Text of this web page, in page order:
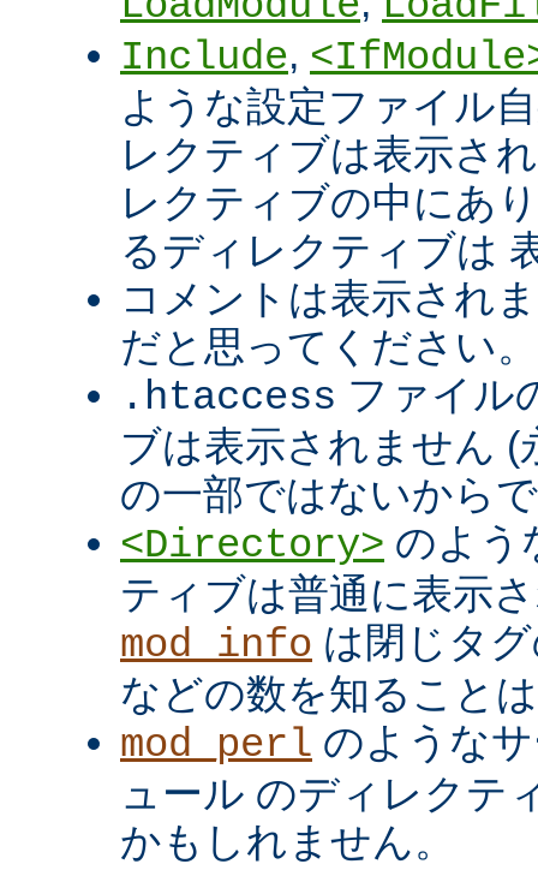
Include,
ような設定ファイル
レクティブは表示さ
レクティブの中にあ
るディレクティブは
コメントは表示され
だと思ってください
.htaccess ファイル
ブは表示されません (
の一部ではないから
<Directory> のよう
ティブは普通に表示
mod_info は閉じタ
などの数を知ること
mod_perl のような
ュール のディレクテ
かもしれません。